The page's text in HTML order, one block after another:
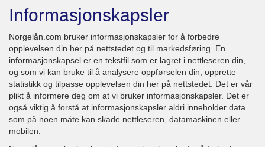
Informasjonskapsler
Norgelån.com bruker informasjonskapsler for å forbedre
opplevelsen din her på nettstedet og til markedsføring. En
informasjonskapsel er en tekstfil som er lagret i nettleseren din,
og som vi kan bruke til å analysere oppførselen din, opprette
statistikk og tilpasse opplevelsen din her på nettstedet. Det er vår
plikt å informere deg om at vi bruker informasjonskapsler. Det er
også viktig å forstå at informasjonskapsler aldri inneholder data
som på noen måte kan skade nettleseren, datamaskinen eller
mobilen.